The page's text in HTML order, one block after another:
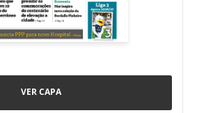
VER CAPA